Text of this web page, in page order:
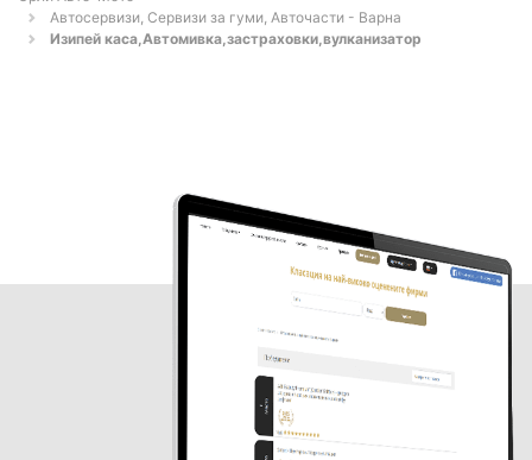
Автосервизи, Сервизи за гуми, Авточасти - Варна
Изипей каса,Автомивка,застраховки,вулканизатор